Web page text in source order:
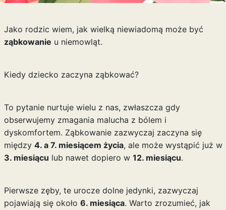
Jako rodzic wiem, jak wielką niewiadomą może być
ząbkowanie u niemowląt.
Kiedy dziecko zaczyna ząbkować?
To pytanie nurtuje wielu z nas, zwłaszcza gdy
obserwujemy zmagania malucha z bólem i
dyskomfortem. Ząbkowanie zazwyczaj zaczyna się
między 4. a 7. miesiącem życia, ale może wystąpić już w
3. miesiącu lub nawet dopiero w 12. miesiącu.
Pierwsze zęby, te urocze dolne jedynki, zazwyczaj
pojawiają się około 6. miesiąca. Warto zrozumieć, jak